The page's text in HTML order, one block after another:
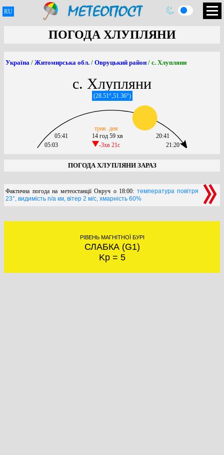
RU
ПОГОДА ХЛУПЛЯНИ
Україна / Житомирська обл. / Овруцький район / с. Хлупляни
с. Хлупляни
(28.51°,51.36°)
05:03
05:41
14 год 59 хв
-3хв 21c
трив. дня
21:20
20:41
ПОГОДА ХЛУПЛЯНИ ЗАРАЗ
Фактична погода на метеостанції Овруч о 18:00: температура повітря
23°, видимість n/a км, вітер 2 м/с, хмарність 60%
РІВЕНЬ МАГНІТНОЇ БУРІ
СЛАБКА (G1)
Kp = 5